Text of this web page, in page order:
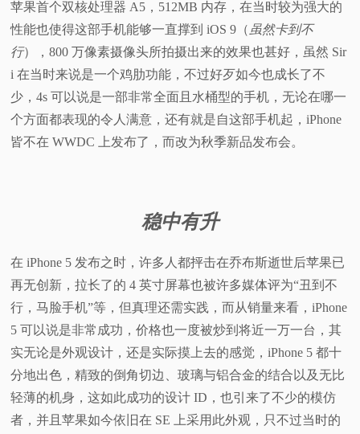
苹果首个双核处理器 A5，512MB 内存，在当时较为强大的
性能也使得这部手机能够一直撑到 iOS 9（ 虽然卡到不
行），800 万像素摄像头所拍摄出来的效果也甚好，虽然 Sir
i 在当时来说是一个鸡肋功能，不过好歹如今也成长了不
少，4s 可以说是一部非常全面且水桶型的手机，无论在哪一
个方面都表现的令人满意，还有就是自这部手机起，iPhone
皆不在 WWDC 上发布了，而改为秋季新品发布会。
稳中有升
在 iPhone 5 发布之时，许多人都抨击在乔布斯逝世后苹果已
再无创新，拉长了的 4 英寸屏幕也被许多媒体评为“丑到不
行，马脸手机”等，但真理还需实践，而从销量来看，iPhone
5 可以说是非常成功，价格也一度被炒到将近一万一台，其
实无论是外观设计，还是实际摸上去的感觉，iPhone 5 都十
分地出色，精致的倒角切边、玻璃与铝合金的结合以及无比
轻薄的机身，这如此成功的设计 ID，也引来了不少的模仿
者，并且苹果如今依旧在 SE 上采用此外观，只不过当时的